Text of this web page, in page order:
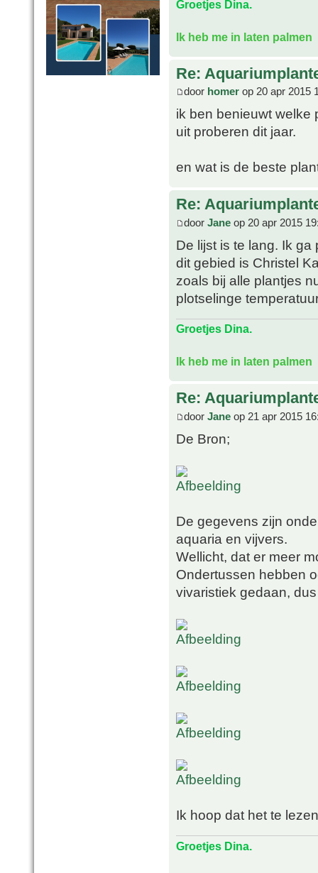
Groetjes Dina.
Ik heb me in laten palmen
Re:
door homer op 20 apr 2015
ik ben benieuwt welke
uit proberen dit jaar.
en wat is de beste
Re:
door Jane op 20 apr 2015
De lijst is te lang. Ik
dit gebied is Christel
zoals bij alle plantjes
plotselinge
Groetjes Dina.
Ik heb me in laten palmen
Re:
door Jane op 21 apr 2015
De Bron;
De gegevens zijn
aquaria en vijvers.
Wellicht, dat er meer
Ondertussen hebben
vivaristiek gedaan,
Ik hoop dat het te
Groetjes Dina.